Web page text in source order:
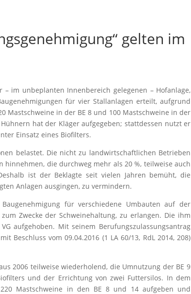
gelten im
im unbeplanten Innenbereich gelegenen – Hofanlage,
für vier Stallanlagen erteilt, aufgrund
Mastschweine in der BE 8 und 100 Mastschweine in der
hat der Kläger aufgegeben; stattdessen nutzt er
Einsatz eines Biofilters.
belastet. Die nicht zu landwirtschaftlichen Betrieben
die durchweg mehr als 20 %, teilweise auch
ist der Beklagte seit vielen Jahren bemüht, die
Anlagen ausgingen, zu vermindern.
für verschiedene Umbauten auf der
Zwecke der Schweinehaltung, zu erlangen. Die ihm
aufgehoben. Mit seinem Berufungszulassungsantrag
Beschluss vom 09.04.2016 (1 LA 60/13, RdL 2014, 208)
2006 teilweise wiederholend, die Umnutzung der BE 9
und der Errichtung von zwei Futtersilos. In dem
Mastschweine in den BE 8 und 14 aufgeben und